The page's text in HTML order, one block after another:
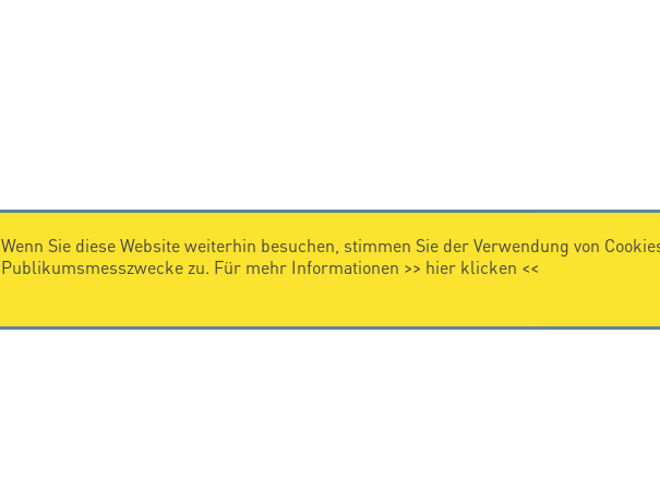
Wenn Sie diese Website weiterhin besuchen, stimmen Sie der Verwendung von
Publikumsmesszwecke zu. Für mehr Informationen >> hier klicken <<